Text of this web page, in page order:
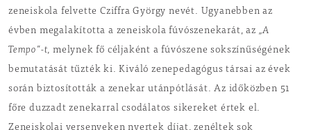
zeneiskola felvette Cziffra György nevét. Ugyanebben az
évben megalakította a zeneiskola fúvószenekarát, az „A
Tempo”-t, melynek fő céljaként a fúvószene sokszínűségének
bemutatását tűzték ki. Kiváló zenepedagógus társai az évek
során biztosították a zenekar utánpótlását. Az időközben 51
főre duzzadt zenekarral csodálatos sikereket értek el.
Zeneiskolai versenyeken nyertek díjat, zenéltek sok